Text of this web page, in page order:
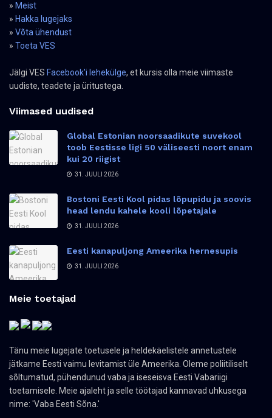
» Meist
» Hakka lugejaks
» Võta ühendust
» Toeta VES
Jälgi VES Facebook'i lehekülge, et kursis olla meie viimaste
uudiste, teadete ja üritustega.
Viimased uudised
Global Estonian noorsaadikute suvekool
toob Eestisse ligi 50 väliseesti noort enam
kui 20 riigist
31. JUULI 2026
Bostoni Eesti Kool pidas lõpupidu ja soovis
head lendu kahele kooli lõpetajale
31. JUULI 2026
Eesti kanapuljong Ameerika hernesupis
31. JUULI 2026
Meie toetajad
Tänu meie lugejate toetusele ja heldekäelistele annetustele
jätkame Eesti vaimu levitamist üle Ameerika. Oleme poliitiliselt
sõltumatud, pühendunud vaba ja iseseisva Eesti Vabariigi
toetamisele. Meie ajaleht ja selle töötajad kannavad uhkusega
nime: 'Vaba Eesti Sõna.'